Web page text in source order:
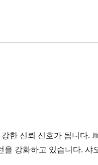
한 신뢰 신호가 됩니다.
강화하고 있습니다. 샤